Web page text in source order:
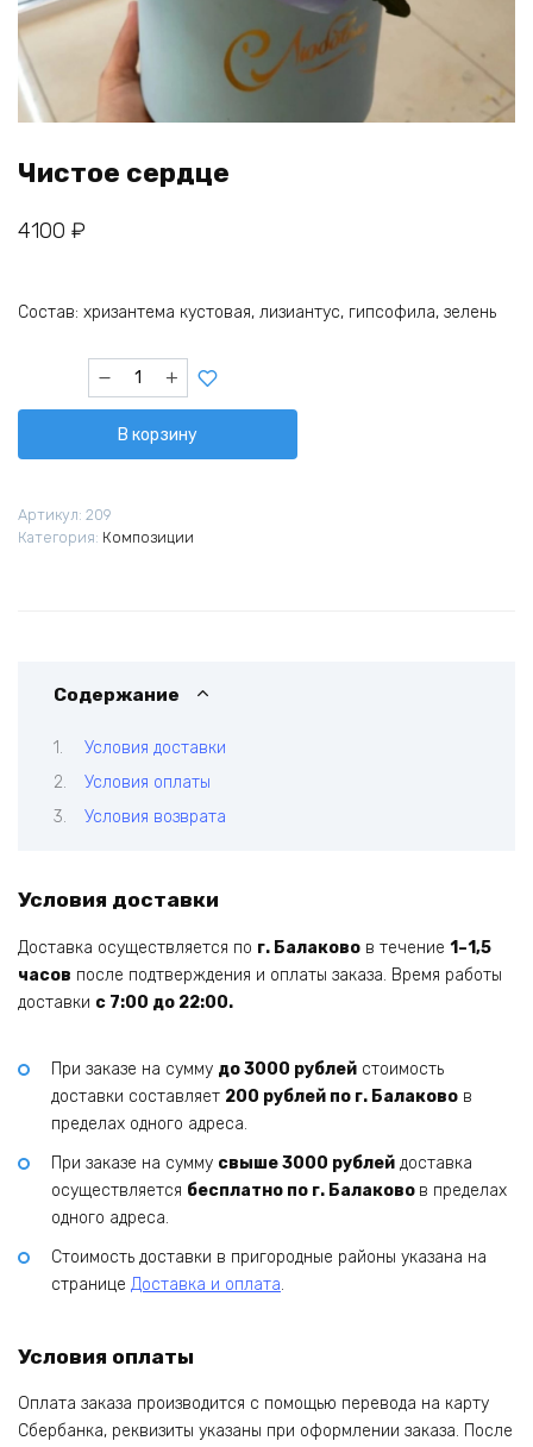
Чистое сердце
4100 ₽
Состав: хризантема кустовая, лизиантус, гипсофила, зелень
Количество
товара
сердцеВ корзину
Артикул: 209
Категория: Композиции
Содержание
Условия доставки
Условия оплаты
Условия возврата
Условия доставки
Доставка осуществляется по г. Балаково в течение 1–1,5
часов после подтверждения и оплаты заказа. Время работы
доставки с 7:00 до 22:00.
При заказе на сумму до 3000 рублей стоимость
доставки составляет 200 рублей по г. Балаково в
пределах одного адреса.
При заказе на сумму свыше 3000 рублей доставка
осуществляется бесплатно по г. Балаково в пределах
одного адреса.
Стоимость доставки в пригородные районы указана на
странице Доставка и оплата.
Условия оплаты
Оплата заказа производится с помощью перевода на карту
Сбербанка, реквизиты указаны при оформлении заказа. После